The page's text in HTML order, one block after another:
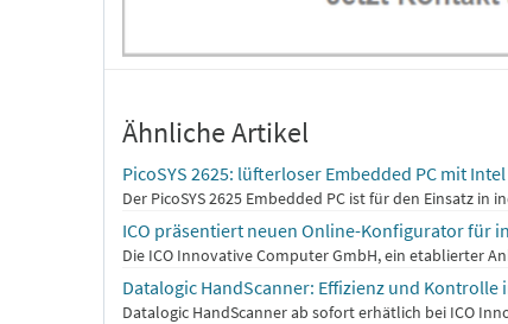
Ähnliche Artikel
PicoSYS 2625: lüfterloser Embedded PC mit
Der PicoSYS 2625 Embedded PC ist für den Einsatz
ICO präsentiert neuen Online-Konfigurator für
Die ICO Innovative Computer GmbH, ein etablierter
Datalogic HandScanner: Effizienz und Kontrolle
Datalogic HandScanner ab sofort erhätlich bei ICO